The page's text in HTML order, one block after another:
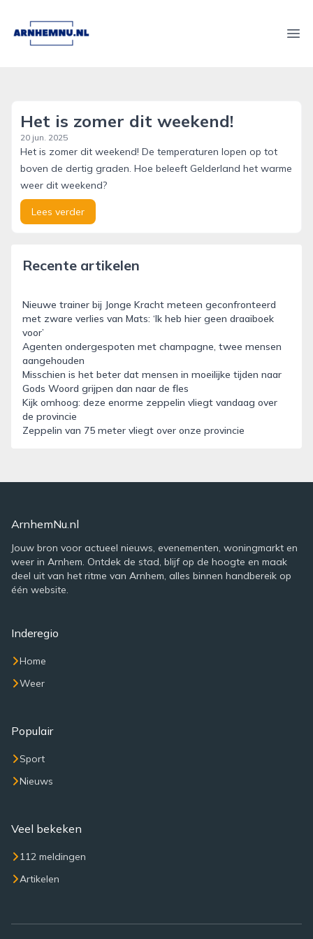
arnhemnu.nl
Het is zomer dit weekend!
20 jun. 2025
Het is zomer dit weekend! De temperaturen lopen op tot
boven de dertig graden. Hoe beleeft Gelderland het warme
weer dit weekend?
Lees verder
Recente artikelen
Nieuwe trainer bij Jonge Kracht meteen geconfronteerd
met zware verlies van Mats: ‘Ik heb hier geen draaiboek
voor’
Agenten ondergespoten met champagne, twee mensen
aangehouden
Misschien is het beter dat mensen in moeilijke tijden naar
Gods Woord grijpen dan naar de fles
Kijk omhoog: deze enorme zeppelin vliegt vandaag over
de provincie
Zeppelin van 75 meter vliegt over onze provincie
ArnhemNu.nl
Jouw bron voor actueel nieuws, evenementen, woningmarkt en
weer in Arnhem. Ontdek de stad, blijf op de hoogte en maak
deel uit van het ritme van Arnhem, alles binnen handbereik op
één website.
Inderegio
Home
Weer
Populair
Sport
Nieuws
Veel bekeken
112 meldingen
Artikelen